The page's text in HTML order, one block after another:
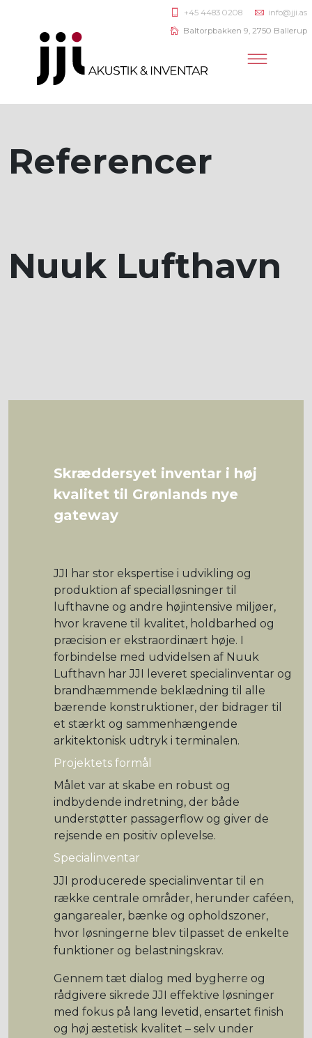
+45 4483 0208
info@jji.as
Baltorpbakken 9, 2750 Ballerup
Referencer
Nuuk Lufthavn
Skræddersyet inventar i høj
kvalitet til Grønlands nye
gateway
JJI har stor ekspertise i udvikling og
produktion af specialløsninger til
lufthavne og andre højintensive miljøer,
hvor kravene til kvalitet, holdbarhed og
præcision er ekstraordinært høje. I
forbindelse med udvidelsen af Nuuk
Lufthavn har JJI leveret specialinventar og
brandhæmmende beklædning til alle
bærende konstruktioner, der bidrager til
et stærkt og sammenhængende
arkitektonisk udtryk i terminalen.
Projektets formål
Målet var at skabe en robust og
indbydende indretning, der både
understøtter passagerflow og giver de
rejsende en positiv oplevelse.
Specialinventar
JJI producerede specialinventar til en
række centrale områder, herunder caféen,
gangarealer, bænke og opholdszoner,
hvor løsningerne blev tilpasset de enkelte
funktioner og belastningskrav.
Gennem tæt dialog med bygherre og
rådgivere sikrede JJI effektive løsninger
med fokus på lang levetid, ensartet finish
og høj æstetisk kvalitet – selv under